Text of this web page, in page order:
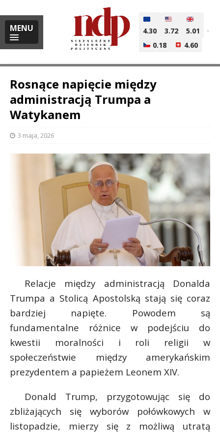
MENU 4.30 3.72
5.01
0.18
4.60
Rosnące napięcie między
administracją Trumpa a
Watykanem
3 maja, 2026
Relacje między administracją Donalda
Trumpa a Stolicą Apostolską stają się coraz
bardziej napięte. Powodem są
fundamentalne różnice w podejściu do
kwestii moralności i roli religii w
społeczeństwie między amerykańskim
prezydentem a papieżem Leonem XIV.
Donald Trump, przygotowując się do
zbliżających się wyborów połówkowych w
listopadzie, mierzy się z możliwą utratą